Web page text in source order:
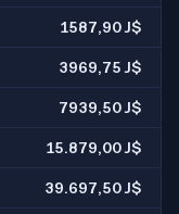
1587,90 J$
3969,75 J$
7939,50 J$
15.879,00 J$
39.697,50 J$